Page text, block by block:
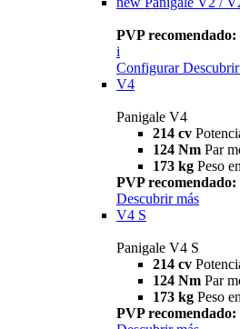
PVP
i
Configurar
V4
Panigale V4
214 cv
124 Nm Par
173 kg Peso
PVP recomendado:
Descubrir más
V4 S
Panigale V4 S
214 cv
124 Nm Par
173 kg Peso
PVP recomendado: